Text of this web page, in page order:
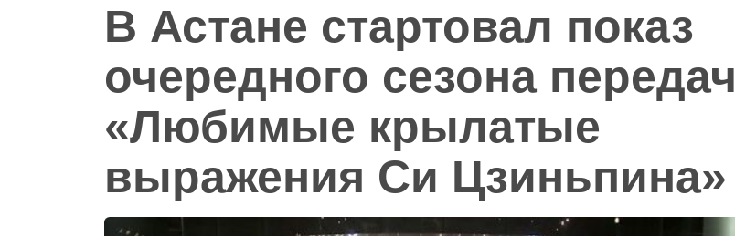
В Астане стартовал показ
очередного сезона передач
«Любимые крылатые
выражения Си Цзиньпина»